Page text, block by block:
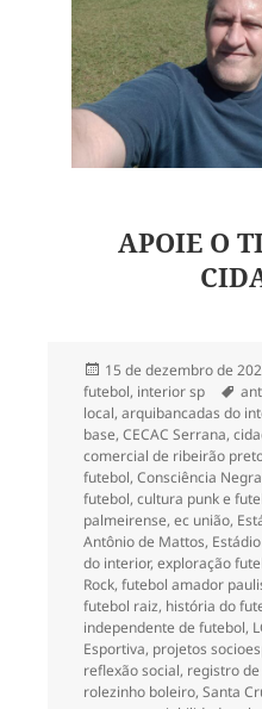
APOIE O
Publicado
em
15 de dezembro de
futebol, interior sp
local, arquibancadas do
base, CECAC Serrana,
comercial de ribeirão
futebol, Consciência Negra
futebol, cultura punk e
palmeirense, ec união,
Antônio de Mattos,
do interior, exploração
Rock, futebol amador
futebol raiz, história do
independente de futebol,
Esportiva, projetos
reflexão social, registro
rolezinho boleiro, Santa